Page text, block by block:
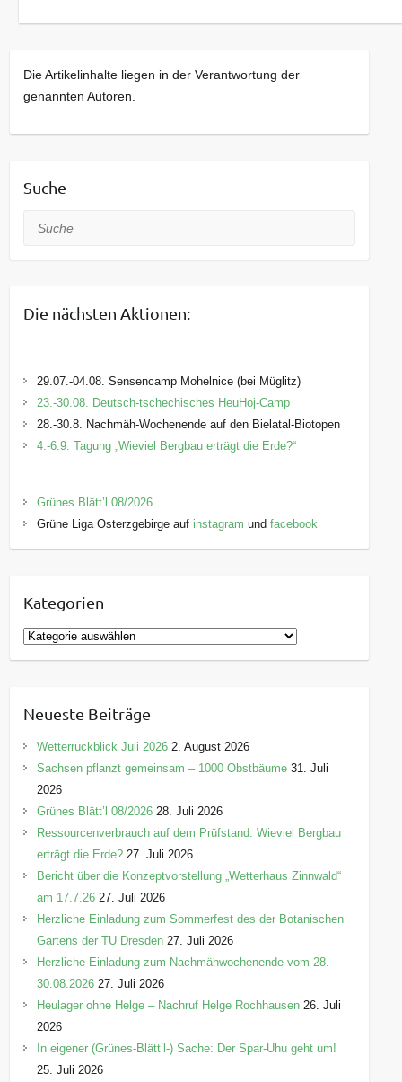
Die Artikelinhalte liegen in der Verantwortung der
genannten Autoren.
Suche
Suche
Die nächsten Aktionen:
29.07.-04.08. Sensencamp Mohelnice (bei Müglitz)
23.-30.08. Deutsch-tschechisches HeuHoj-Camp
28.-30.8. Nachmäh-Wochenende auf den Bielatal-Biotopen
4.-6.9. Tagung „Wieviel Bergbau erträgt die Erde?“
Grünes Blätt’l 08/2026
Grüne Liga Osterzgebirge auf instagram undfacebook
Kategorien
K
a
g
o
r
e
n
Neueste Beiträge
Wetterrückblick Juli 2026 2. August 2026
Sachsen pflanzt gemeinsam – 1000 Obstbäume 31. Juli
2026
Grünes Blätt’l 08/2026 28. Juli 2026
Ressourcenverbrauch auf dem Prüfstand: Wieviel Bergbau
erträgt die Erde? 27. Juli 2026
Bericht über die Konzeptvorstellung „Wetterhaus Zinnwald“
am 17.7.26 27. Juli 2026
Herzliche Einladung zum Sommerfest des der Botanischen
Gartens der TU Dresden 27. Juli 2026
Herzliche Einladung zum Nachmähwochenende vom 28. –
30.08.2026 27. Juli 2026
Heulager ohne Helge – Nachruf Helge Rochhausen 26. Juli
2026
In eigener (Grünes-Blätt’l-) Sache: Der Spar-Uhu geht um!
25. Juli 2026